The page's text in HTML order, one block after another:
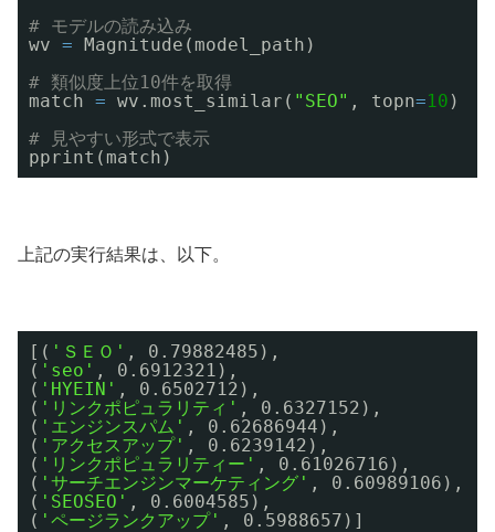
# モデルの読み込み
wv = Magnitude(model_path)
# 類似度上位10件を取得
match = wv.most_similar( "SEO" , topn=10 )
# 見やすい形式で表示
pprint(match)
上記の実行結果は、以下。
[( 'ＳＥＯ' , 0.79882485),
( 'seo' , 0.6912321),
( 'HYEIN' , 0.6502712),
( 'リンクポピュラリティ' , 0.6327152),
( 'エンジンスパム' , 0.62686944),
( 'アクセスアップ' , 0.6239142),
( 'リンクポピュラリティー' , 0.61026716),
( 'サーチエンジンマーケティング' , 0.60989106),
( 'SEOSEO' , 0.6004585),
( 'ページランクアップ' , 0.5988657)]